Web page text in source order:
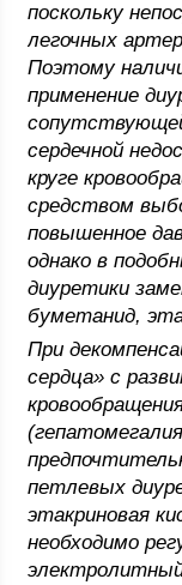
поскольку
легочных
Поэтому
применение
сердечной
круге
средством
повышенное
однако в
диуретики
буметанид,
При
сердца» с
петлевых
этакриновая
необходимо